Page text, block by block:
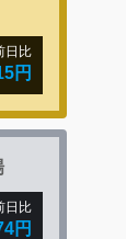
日比
円
日比
円